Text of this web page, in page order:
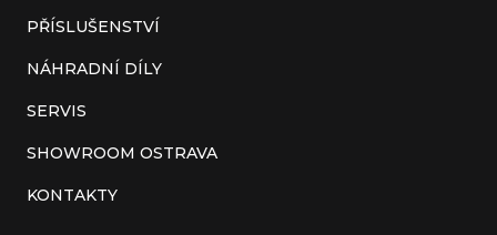
PŘÍSLUŠENSTVÍ
NÁHRADNÍ DÍLY
SERVIS
SHOWROOM OSTRAVA
KONTAKTY